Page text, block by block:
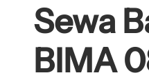
Sewa
BIMA